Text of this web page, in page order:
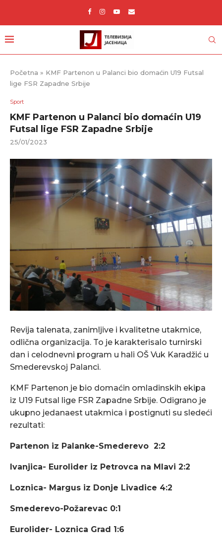
Početna » KMF Partenon u Palanci bio domaćin U19 Futsal
lige FSR Zapadne Srbije
Sport
KMF Partenon u Palanci bio domaćin U19
Futsal lige FSR Zapadne Srbije
25/01/2023
Revija talenata, zanimljive i kvalitetne utakmice,
odlična organizacija. To je karakterisalo turnirski
dan i celodnevni program u hali OŠ Vuk Karadžić u
Smederevskoj Palanci.
KMF Partenon je bio domaćin omladinskih ekipa
iz U19 Futsal lige FSR Zapadne Srbije. Odigrano je
ukupno jedanaest utakmica i postignuti su sledeći
rezultati:
Partenon iz Palanke-Smederevo 2:2
Ivanjica- Eurolider iz Petrovca na Mlavi 2:2
Loznica- Margus iz Donje Livadice 4:2
Smederevo-Požarevac 0:1
Eurolider- Loznica Grad 1:6